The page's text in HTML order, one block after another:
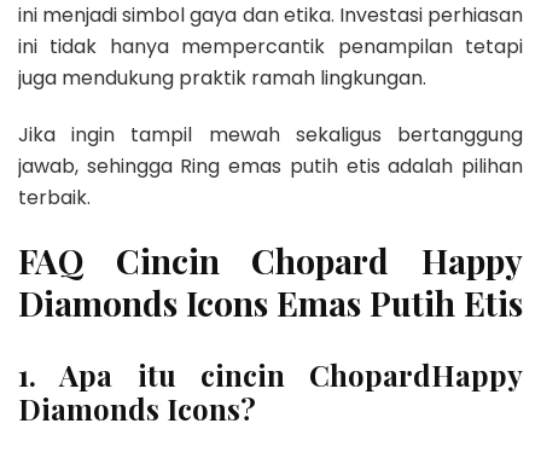
ini menjadi simbol gaya dan etika. Investasi perhiasan
ini tidak hanya mempercantik penampilan tetapi
juga mendukung praktik ramah lingkungan.
Jika ingin tampil mewah sekaligus bertanggung
jawab, sehingga Ring emas putih etis adalah pilihan
terbaik.
FAQ Cincin Chopard Happy
Diamonds Icons Emas Putih Etis
1. Apa itu cincin ChopardHappy
Diamonds Icons?